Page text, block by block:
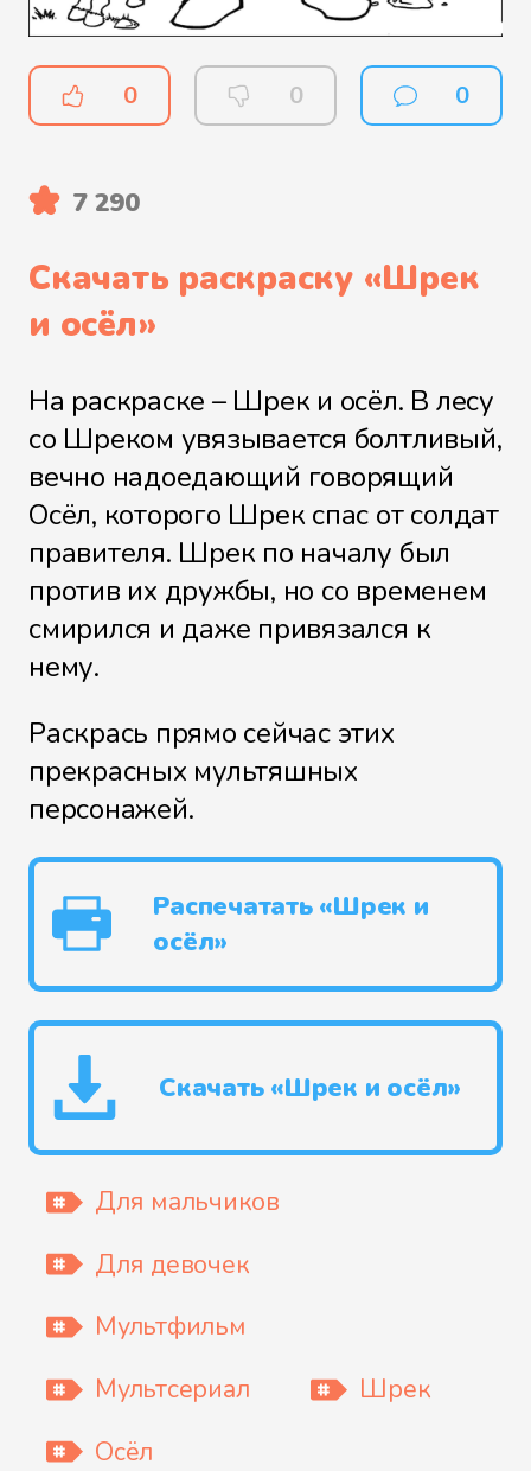
0 0 0
7 290
Скачать раскраску «Шрек
и осёл»
На раскраске – Шрек и осёл. В лесу
со Шреком увязывается болтливый,
вечно надоедающий говорящий
Осёл, которого Шрек спас от солдат
правителя. Шрек по началу был
против их дружбы, но со временем
смирился и даже привязался к
нему.
Раскрась прямо сейчас этих
прекрасных мультяшных
персонажей.
Распечатать «Шрек и
осёл»
Скачать «Шрек и осёл»
Для мальчиков
Для девочек
Мультфильм
Мультсериал
Шрек
Осёл